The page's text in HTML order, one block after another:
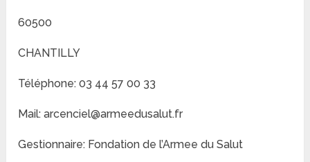
60500
CHANTILLY
Téléphone: 03 44 57 00 33
Mail: arcenciel@armeedusalut.fr
Gestionnaire: Fondation de l’Armee du Salut